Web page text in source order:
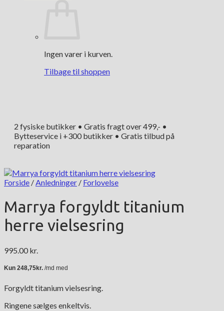
Ingen varer i kurven.
Tilbage til shoppen
2 fysiske butikker • Gratis fragt over 499,- •
Bytteservice i +300 butikker • Gratis tilbud på
reparation
Forside /Anledninger / Forlovelse
Marrya forgyldt titanium
herre vielsesring
995.00 kr.
Forgyldt titanium vielsesring.
Ringene sælges enkeltvis.